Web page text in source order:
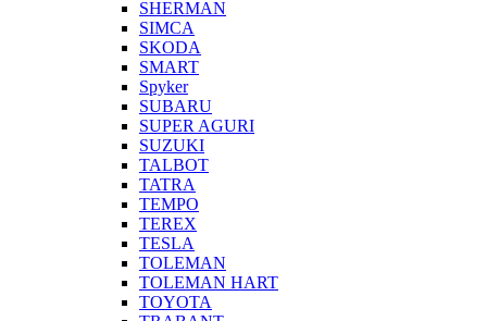
SHERMAN
SIMCA
SKODA
SMART
Spyker
SUBARU
SUPER AGURI
SUZUKI
TALBOT
TATRA
TEMPO
TEREX
TESLA
TOLEMAN
TOLEMAN HART
TOYOTA